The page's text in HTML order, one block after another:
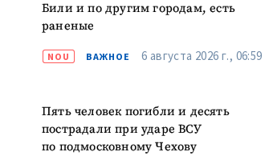
Били и по другим городам, есть
раненые
NOU ВАЖНОЕ 6 августа 2026 г., 06:59
Пять человек погибли и десять
пострадали при ударе ВСУ
по подмосковному Чехову